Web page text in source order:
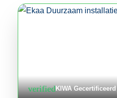
verifiedKIWA Gecertificeerd